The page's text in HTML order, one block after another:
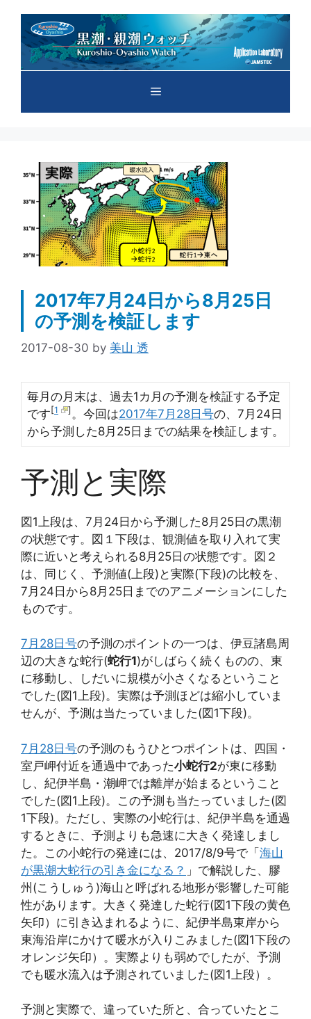
メ
ュ
ー
2017年7月24日から8月25日
の予測を検証します
2017-08-30 by 美山 透
毎月の月末は、過去1カ月の予測を検証する予定
です [1 ] 。今回は2017年7月28日号の、7月24日
から予測した8月25日までの結果を検証します。
予測と実際
図1上段は、7月24日から予測した8月25日の黒潮
の状態です。図１下段は、観測値を取り入れて実
際に近いと考えられる8月25日の状態です。図２
は、同じく、予測値(上段)と実際(下段)の比較を、
7月24日から8月25日までのアニメーションにした
ものです。
7月28日号の予測のポイントの一つは、伊豆諸島周
辺の大きな蛇行(蛇行1)がしばらく続くものの、東
に移動し、しだいに規模が小さくなるということ
でした(図1上段)。実際は予測ほどは縮小していま
せんが、予測は当たっていました(図1下段)。
7月28日号の予測のもうひとつポイントは、四国・
室戸岬付近を通過中であった小蛇行2が東に移動
し、紀伊半島・潮岬では離岸が始まるということ
でした(図1上段)。この予測も当たっていました(図
1下段)。ただし、実際の小蛇行は、紀伊半島を通過
するときに、予測よりも急速に大きく発達しまし
た。この小蛇行の発達には、2017/8/9号で「海山
が黒潮大蛇行の引き金になる？ 」で解説した、膠
州(こうしゅう)海山と呼ばれる地形が影響した可能
性があります。大きく発達した蛇行(図1下段の黄色
矢印）に引き込まれるように、紀伊半島東岸から
東海沿岸にかけて暖水が入りこみました(図1下段の
オレンジ矢印）。実際よりも弱めでしたが、予測
でも暖水流入は予測されていました(図1上段）。
予測と実際で、違っていた所と、合っていたとこ